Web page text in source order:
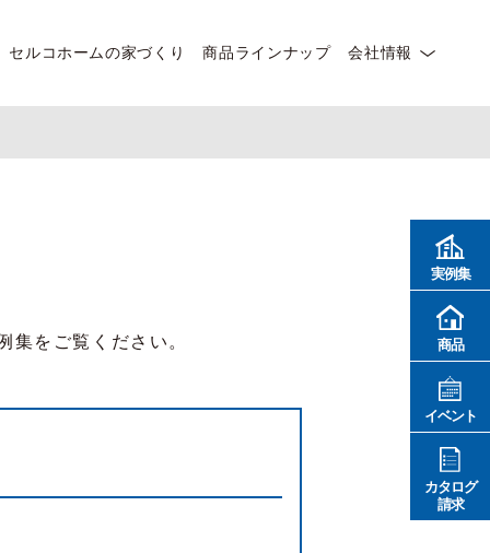
セルコホームの家づくり 商品ラインナップ 会社情報
集をご覧ください。
実例集
商品
イベント
カタログ
請求